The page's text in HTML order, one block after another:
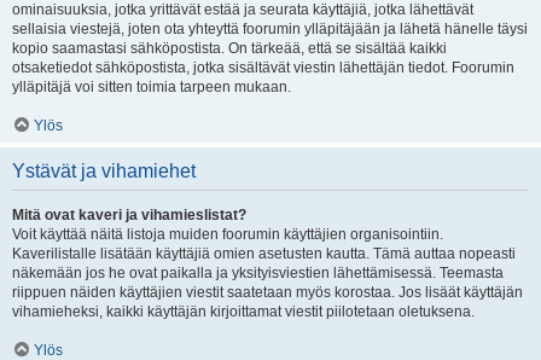
ominaisuuksia, jotka yrittävät estää ja seurata käyttäjiä, jotka lähettävät
sellaisia viestejä, joten ota yhteyttä foorumin ylläpitäjään ja lähetä hänelle täysi
kopio saamastasi sähköpostista. On tärkeää, että se sisältää kaikki
otsaketiedot sähköpostista, jotka sisältävät viestin lähettäjän tiedot. Foorumin
ylläpitäjä voi sitten toimia tarpeen mukaan.
Ylös
Ystävät ja vihamiehet
Mitä ovat kaveri ja vihamieslistat?
Voit käyttää näitä listoja muiden foorumin käyttäjien organisointiin.
Kaverilistalle lisätään käyttäjiä omien asetusten kautta. Tämä auttaa nopeasti
näkemään jos he ovat paikalla ja yksityisviestien lähettämisessä. Teemasta
riippuen näiden käyttäjien viestit saatetaan myös korostaa. Jos lisäät käyttäjän
vihamieheksi, kaikki käyttäjän kirjoittamat viestit piilotetaan oletuksena.
Ylös